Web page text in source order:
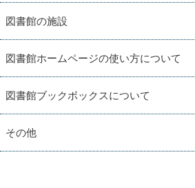
図書館の施設
図書館ホームページの使い方について
図書館ブックボックスについて
その他